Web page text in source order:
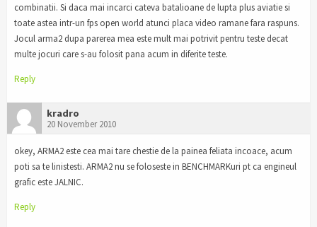
combinatii. Si daca mai incarci cateva batalioane de lupta plus aviatie si
toate astea intr-un fps open world atunci placa video ramane fara raspuns.
Jocul arma2 dupa parerea mea este mult mai potrivit pentru teste decat
multe jocuri care s-au folosit pana acum in diferite teste.
Reply
kradro
20 November 2010
okey, ARMA2 este cea mai tare chestie de la painea feliata incoace, acum
poti sa te linistesti. ARMA2 nu se foloseste in BENCHMARKuri pt ca engineul
grafic este JALNIC.
Reply